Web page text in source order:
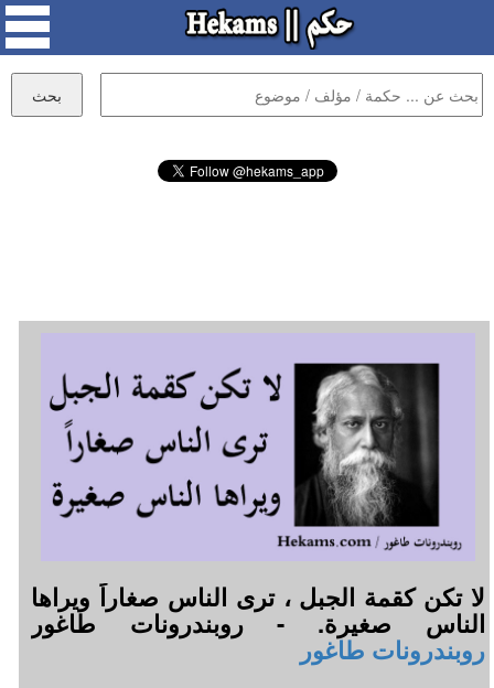
لا تكن كقمة الجبل ، ترى الناس صغاراً ويراها
الناس صغيرة. - روبندرونات طاغور
روبندرونات طاغور